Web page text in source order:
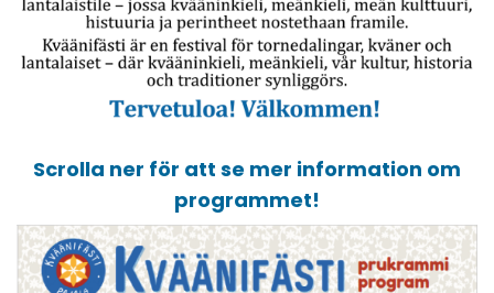
Scrolla ner för att se mer information om
programmet!